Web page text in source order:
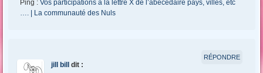
Ping : Vos participations à la lettre X de l’abécédaire pays, villes, etc
…. | La communauté des Nuls
jill bill dit :
RÉPONDRE